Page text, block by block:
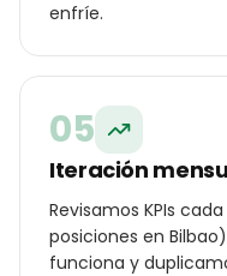
enfríe.
05
Iteración
Revisamos KPIs
posiciones en
funciona y